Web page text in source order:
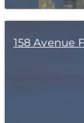
158 Avenue